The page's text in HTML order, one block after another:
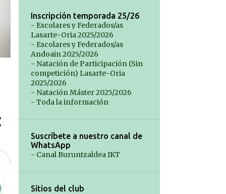
Inscripción temporada 25/26
- Escolares y Federados/as
Lasarte-Oria 2025/2026
- Escolares y Federados/as
Andoain 2025/2026
- Natación de Participación (Sin
competición) Lasarte-Oria
2025/2026
- Natación Máster 2025/2026
- Toda la información
Suscríbete a nuestro canal de
WhatsApp
- Canal Buruntzaldea IKT
Sitios del club